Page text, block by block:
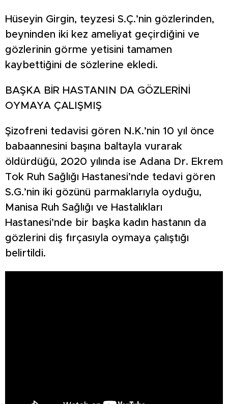
Hüseyin Girgin, teyzesi S.Ç.’nin gözlerinden,
beyninden iki kez ameliyat geçirdiğini ve
gözlerinin görme yetisini tamamen
kaybettiğini de sözlerine ekledi.
BAŞKA BİR HASTANIN DA GÖZLERİNİ
OYMAYA ÇALIŞMIŞ
Şizofreni tedavisi gören N.K.’nin 10 yıl önce
babaannesini başına baltayla vurarak
öldürdüğü, 2020 yılında ise Adana Dr. Ekrem
Tok Ruh Sağlığı Hastanesi’nde tedavi gören
S.G.’nin iki gözünü parmaklarıyla oyduğu,
Manisa Ruh Sağlığı ve Hastalıkları
Hastanesi’nde bir başka kadın hastanın da
gözlerini diş fırçasıyla oymaya çalıştığı
belirtildi.